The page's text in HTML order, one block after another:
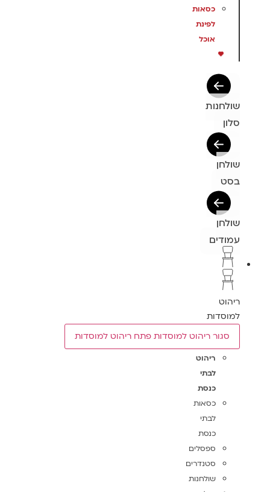
כסאות
לפינת
אוכל
שולחנות
סלון
שולחן
בסט
שולחן
עמודים
ריהוט
למוסדות
סגור ריהוט למוסדות פתח ריהוט למוסדות
ריהוט
לבתי
כנסת
כסאות
לבתי
כנסת
ספסלים
סטנדרים
שולחנות